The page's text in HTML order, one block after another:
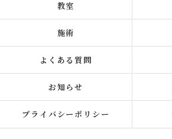
教室
施術
よくある質問
お知らせ
プライバシーポリシー